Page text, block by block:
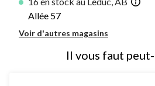
Allée 57
Voir d'autres magasins
Il vous faut